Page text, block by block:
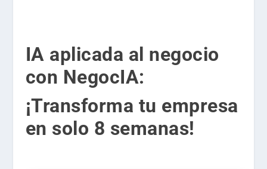
IA aplicada al negocio
con NegocIA:
¡Transforma tu empresa
en solo 8 semanas!